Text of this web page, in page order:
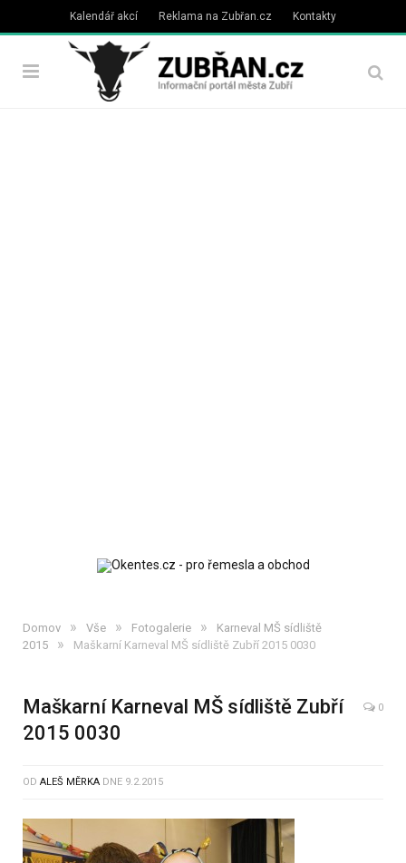
Kalendář akcí Reklama na Zubřan.cz Kontakty
Domov » Vše » Fotogalerie »
Karneval MŠ sídliště
2015
» Maškarní Karneval MŠ sídliště Zubří 2015 0030
Maškarní Karneval MŠ sídliště Zubří
2015 0030
0
OD ALEŠ MĚRKA DNE 9.2.2015